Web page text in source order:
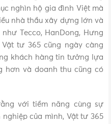
nghìn hộ gia đình Việt mà
nhà thầu xây dựng lớn và
Tecco, HanDong, Hưng
Vật tư 365 cũng ngày càng
khách hàng tin tưởng lựa
hơn và doanh thu cũng có
với tiềm năng cùng sự
của mình, Vật tư 365